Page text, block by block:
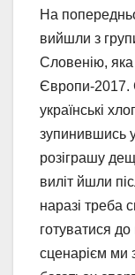
На
вийшли з
Словенію, яка
Європи-2017.
українські
зупинившись
розіграшу
виліт йшли
наразі треба
готуватися
сценарієм ми